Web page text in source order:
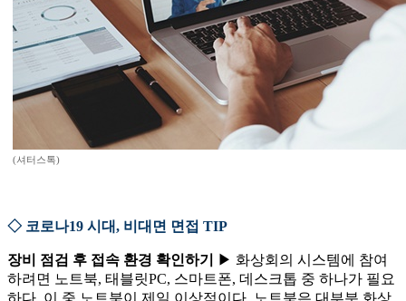
(셔터스톡)
◇ 코로나19 시대, 비대면 면접 TIP
장비 점검 후 접속 환경 확인하기
▶ 화상회의 시스템에 참여
하려면 노트북, 태블릿PC, 스마트폰, 데스크톱 중 하나가 필요